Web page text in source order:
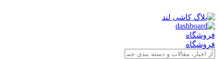
فروشگاه
فروشگاه